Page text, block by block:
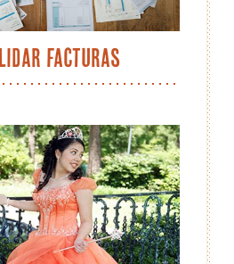
facturas